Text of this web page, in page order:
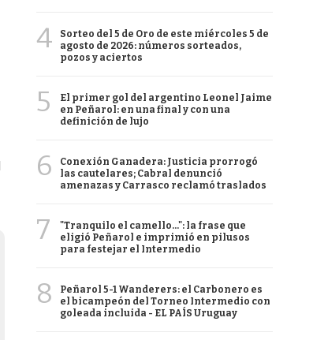
4
Sorteo del 5 de Oro de este miércoles 5 de
agosto de 2026: números sorteados,
pozos y aciertos
5
El primer gol del argentino Leonel Jaime
en Peñarol: en una final y con una
definición de lujo
6
Conexión Ganadera: Justicia prorrogó
las cautelares; Cabral denunció
amenazas y Carrasco reclamó traslados
7
"Tranquilo el camello...": la frase que
eligió Peñarol e imprimió en pilusos
para festejar el Intermedio
8
Peñarol 5-1 Wanderers: el Carbonero es
el bicampeón del Torneo Intermedio con
goleada incluida - EL PAÍS Uruguay